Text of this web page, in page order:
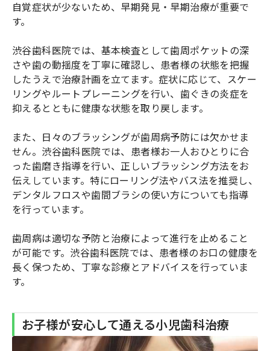
自覚症状が少ないため、早期発見・早期治療が重要で
す。
渋谷歯科医院では、基本検査として歯周ポケットの深
さや歯の動揺度を丁寧に確認し、患者様の状態を把握
したうえで治療計画を立てます。症状に応じて、スケー
リングやルートプレーニングを行い、歯ぐきの炎症を
抑えるとともに健康な状態を取り戻します。
また、日々のブラッシングが歯周病予防には欠かせま
せん。渋谷歯科医院では、患者様お一人おひとりに合
った歯磨き指導を行い、正しいブラッシング方法をお
伝えしています。特にローリング法やバス法を推奨し、
デンタルフロスや歯間ブラシの使い方についても指導
を行っています。
歯周病は適切な予防と治療によって進行を止めること
が可能です。渋谷歯科医院では、患者様のお口の健康を
長く保つため、丁寧な診療とアドバイスを行っていま
す。
お子様が安心して通える小児歯科治療